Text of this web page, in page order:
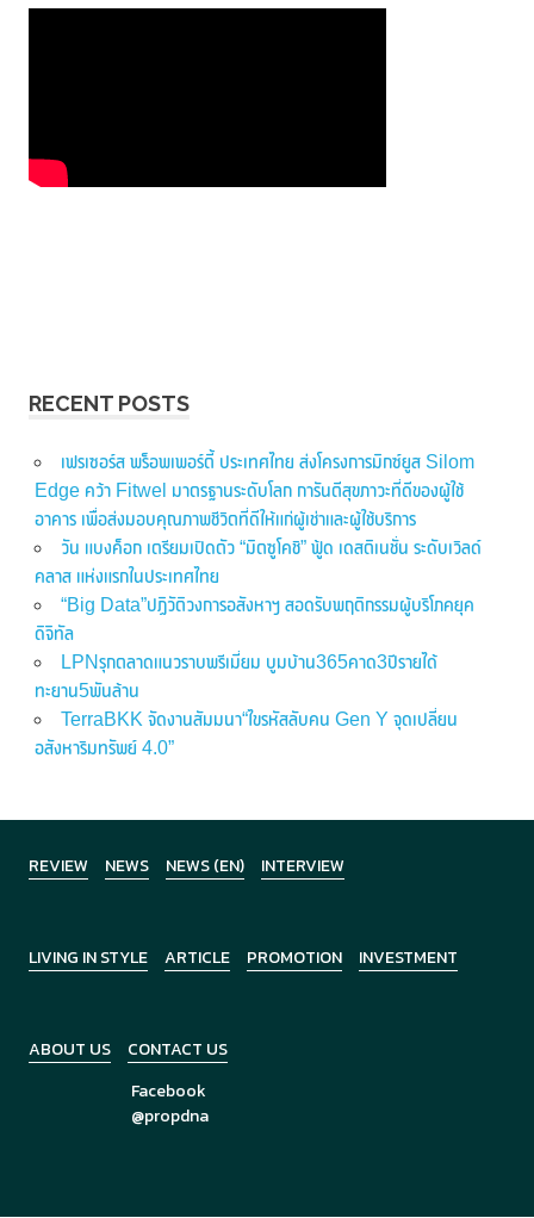
RECENT POSTS
เฟรเซอร์ส พร็อพเพอร์ตี้ ประเทศไทย ส่งโครงการมิกซ์ยูส Silom
Edge คว้า Fitwel มาตรฐานระดับโลก การันตีสุขภาวะที่ดีของผู้ใช้
อาคาร เพื่อส่งมอบคุณภาพชีวิตที่ดีให้แก่ผู้เช่าและผู้ใช้บริการ
วัน แบงค็อก เตรียมเปิดตัว “มิตซูโคชิ” ฟู้ด เดสติเนชั่น ระดับเวิลด์
คลาส แห่งแรกในประเทศไทย
“Big Data”ปฏิวัติวงการอสังหาฯ สอดรับพฤติกรรมผู้บริโภคยุค
ดิจิทัล
LPNรุกตลาดแนวราบพรีเมี่ยม บูมบ้าน365คาด3ปีรายได้
ทะยาน5พันล้าน
TerraBKK จัดงานสัมมนา“ไขรหัสลับคน Gen Y จุดเปลี่ยน
อสังหาริมทรัพย์ 4.0”
REVIEW NEWS NEWS (EN) INTERVIEW
LIVING IN STYLE ARTICLE PROMOTION INVESTMENT
ABOUT US
CONTACT US
Facebook
@propdna